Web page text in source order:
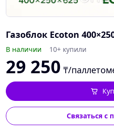
Газоблок Ecoton
В наличии 10+ купили
29 250 ₸/
Связаться с